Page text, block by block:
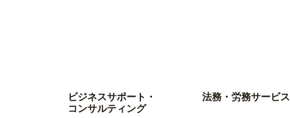
ビジネスサポート・
コンサルティング
法務・労務サービス